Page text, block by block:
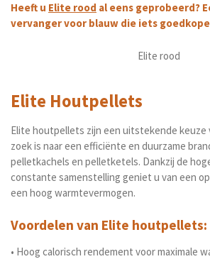
Heeft u Elite rood al eens geprobeerd?
vervanger voor blauw die iets
Elite rood
Elite Houtpellets
Elite houtpellets zijn een uitstekende keuze
zoek is naar een efficiënte en duurzame
pelletkachels en pelletketels. Dankzij de
constante samenstelling geniet u van een
een hoog warmtevermogen.
Voordelen van Elite houtpellets:
• Hoog calorisch rendement voor maximale